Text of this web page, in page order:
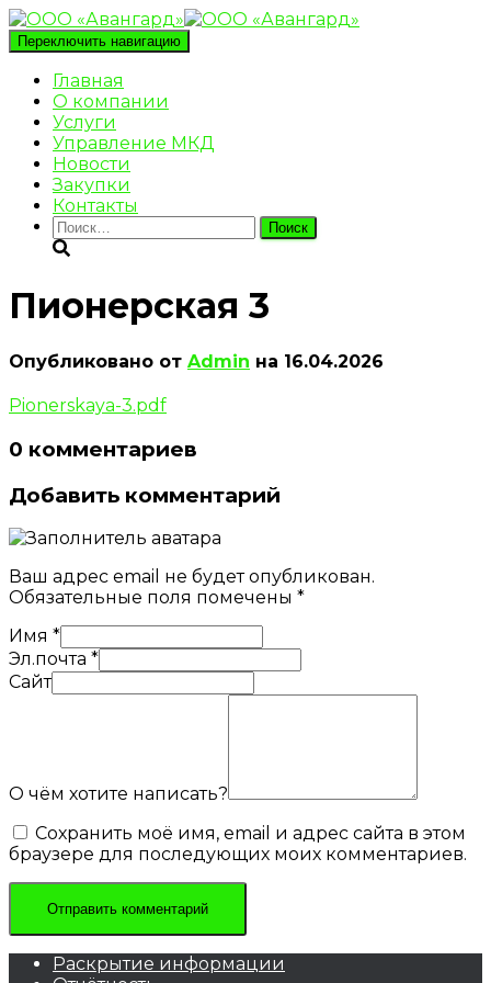
Переключить навигацию
Главная
О компании
Услуги
Управление МКД
Новости
Закупки
Контакты
Найти:
Пионерская 3
Опубликовано от Admin на 16.04.2026
Pionerskaya-3.pdf
0 комментариев
Добавить комментарий
Ваш адрес email не будет опубликован.
Обязательные поля помечены *
Имя *
Эл.почта *
Сайт
О чём хотите написать?
Сохранить моё имя, email и адрес сайта в этом
браузере для последующих моих комментариев.
Раскрытие информации